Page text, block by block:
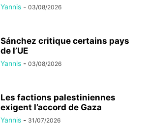
Yannis - 03/08/2026
Sánchez critique certains pays
de l’UE
Yannis - 03/08/2026
Les factions palestiniennes
exigent l’accord de Gaza
Yannis - 31/07/2026